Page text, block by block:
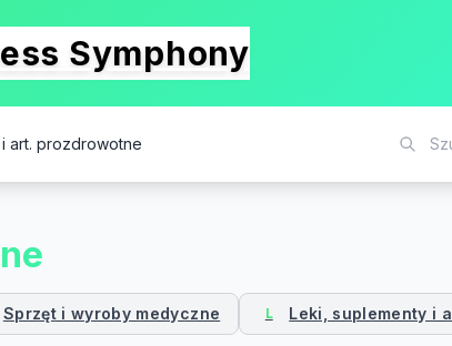
Symphony
art. prozdrowotne
Sprzęt i wyroby medyczne L Leki, suplementy i